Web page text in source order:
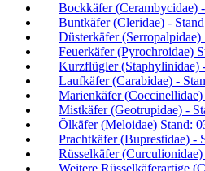
Bockkäfer (Cerambycidae)
Buntkäfer (Cleridae) -
Düsterkäfer
Feuerkäfer (Pyrochroidae)
Kurzflügler (Staphylinidae)
Laufkäfer (Carabidae) -
Marienkäfer (Coccinellidae)
Mistkäfer (Geotrupidae) -
Ölkäfer (Meloidae) Stand:
Prachtkäfer (Buprestidae) -
Rüsselkäfer
Weitere Rüsselkäferartige